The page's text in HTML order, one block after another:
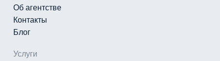
Об агентстве
Контакты
Услуги
Блог